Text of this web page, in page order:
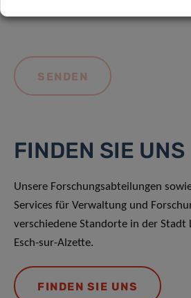
FINDEN SIE UNS
Unsere Forschungsabteilungen
Services für Verwaltung und
verschiedene Standorte in der Stadt
Esch-sur-Alzette.
FINDEN SIE UNS